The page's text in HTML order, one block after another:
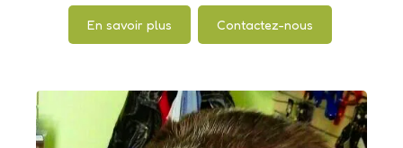
En savoir plus Contactez-nous